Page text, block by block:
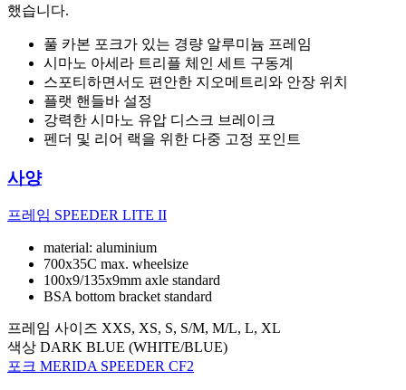
했습니다.
풀 카본 포크가 있는 경량 알루미늄 프레임
시마노 아세라 트리플 체인 세트 구동계
스포티하면서도 편안한 지오메트리와 안장 위치
플랫 핸들바 설정
강력한 시마노 유압 디스크 브레이크
펜더 및 리어 랙을 위한 다중 고정 포인트
사양
프레임 SPEEDER LITE II
material: aluminium
700x35C max. wheelsize
100x9/135x9mm axle standard
BSA bottom bracket standard
프레임 사이즈 XXS, XS, S, S/M, M/L, L, XL
색상 DARK BLUE (WHITE/BLUE)
포크 MERIDA SPEEDER CF2